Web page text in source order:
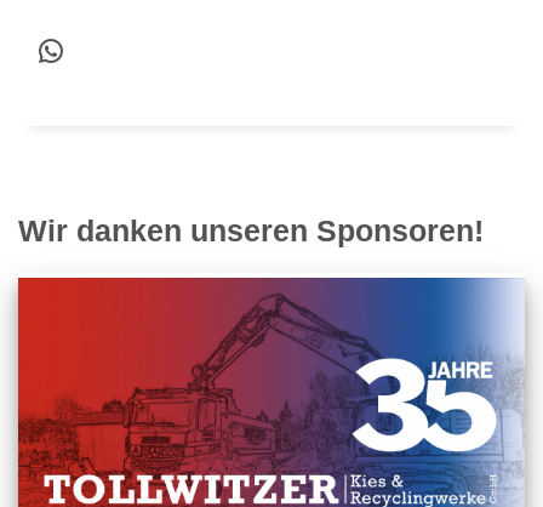
WhatsApp
Wir danken unseren Sponsoren!